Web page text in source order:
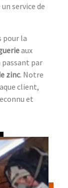
service de
pour la
aux
passant par
zinc. Notre
client,
et